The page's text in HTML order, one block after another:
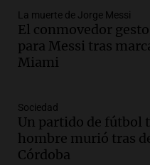
Episodios
Audio.Ley de
en el Congreso
comunicacional
Episodios
Audio.
celebración
tradicional Toreo
La muerte de Jorge Messi
El conmovedor
para Messi tras
Miami
Sociedad
Un partido de fútbol
hombre murió tras
Córdoba